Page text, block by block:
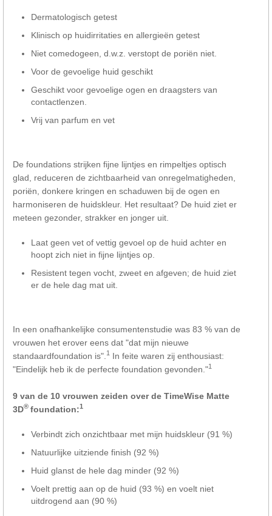
Dermatologisch getest
Klinisch op huidirritaties en allergieën getest
Niet comedogeen, d.w.z. verstopt de poriën niet.
Voor de gevoelige huid geschikt
Geschikt voor gevoelige ogen en draagsters van
contactlenzen.
Vrij van parfum en vet
De foundations strijken fijne lijntjes en rimpeltjes optisch
glad, reduceren de zichtbaarheid van onregelmatigheden,
poriën, donkere kringen en schaduwen bij de ogen en
harmoniseren de huidskleur. Het resultaat? De huid ziet er
meteen gezonder, strakker en jonger uit.
Laat geen vet of vettig gevoel op de huid achter en
hoopt zich niet in fijne lijntjes op.
Resistent tegen vocht, zweet en afgeven; de huid ziet
er de hele dag mat uit.
In een onafhankelijke consumentenstudie was 83 % van de
vrouwen het erover eens dat "dat mijn nieuwe
standaardfoundation is". 1
In feite waren zij enthousiast:
"Eindelijk heb ik de perfecte foundation gevonden."1
9 van de 10 vrouwen zeiden over de TimeWise Matte
3D® foundation:1
Verbindt zich onzichtbaar met mijn huidskleur (91 %)
Natuurlijke uitziende finish (92 %)
Huid glanst de hele dag minder (92 %)
Voelt prettig aan op de huid (93 %) en voelt niet
uitdrogend aan (90 %)